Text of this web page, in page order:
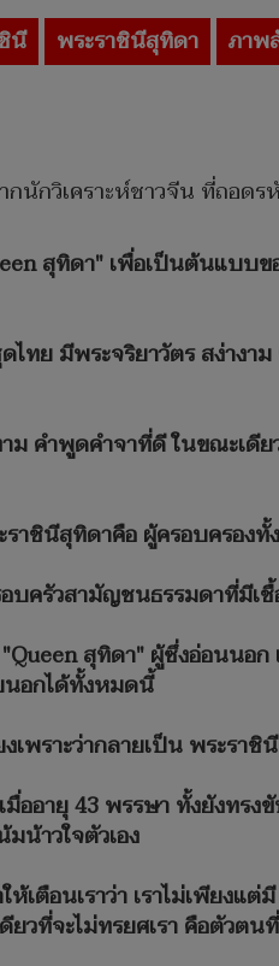
นี พระราชินีสุทิดา ภาพ
นักวิเคราะห์ชาวจีน ที่ถอด
สุทิดา" เพื่อเป็นต้นแบบข
ย มีพระจริยาวัตร สง่างา
คำพูดคำจาที่ดี ในขณะเดี
าชินีสุทิดาคือ ผู้ครอบครอง
บครัวสามัญชนธรรมดาที่มีเ
สุทิดา" ผู้ซึ่งอ่อนน
นอกได้ทั้งหมดนี้
พราะว่ากลายเป็น พระราชินี
ายุ 43 พรรษา ทั้งยังทรง
น้าวใจตัวเอง
เตือนเราว่า เราไม่เพียง
วที่จะไม่ทรยศเรา คือตัวตน